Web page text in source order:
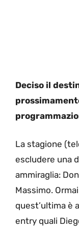
Deciso il
La stagione
escludere una
ammiraglia:
Massimo.
quest’ultima è
entry quali